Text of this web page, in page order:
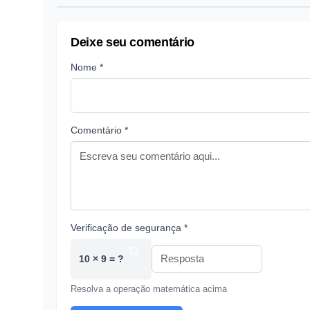
Deixe seu comentário
Nome *
Comentário *
Verificação de segurança *
10 × 9 = ?
Resolva a operação matemática acima